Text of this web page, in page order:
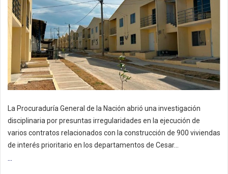
La Procuraduría General de la Nación abrió una investigación
disciplinaria por presuntas irregularidades en la ejecución de
varios contratos relacionados con la construcción de 900 viviendas
de interés prioritario en los departamentos de Cesar...
...